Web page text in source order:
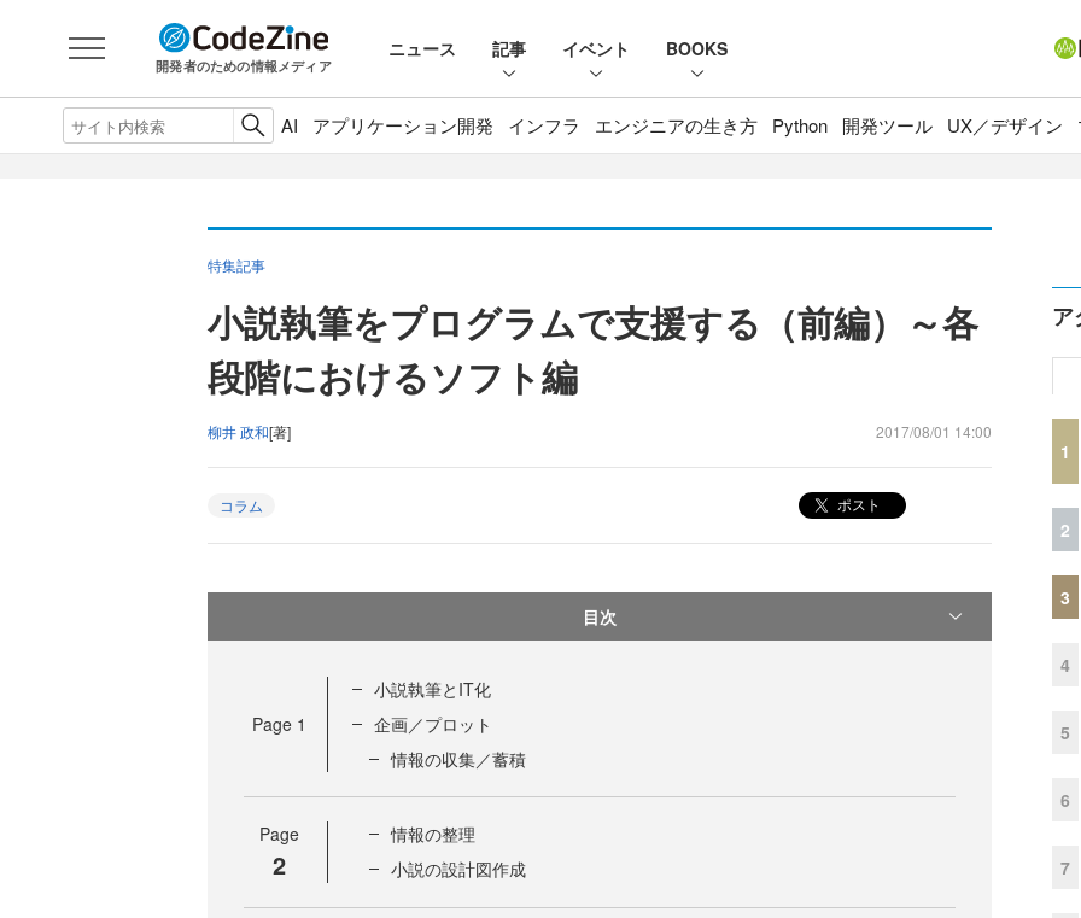
開発者のための情報メディア
ニュース 記事 イベント BOOKS
AI アプリケーション開発 インフラ エンジニアの生き方 Python 開発ツール UX／デザイン
特集記事
小説執筆をプログラムで支援する（前編）～各
段階におけるソフト編
柳井 政和[著] 2017/08/01 14:00
コラム ポスト
目次
Page 1
小説執筆とIT化
企画／プロット
情報の収集／蓄積
Page
2
情報の整理
小説の設計図作成
ア
1
2
3
4
5
6
7